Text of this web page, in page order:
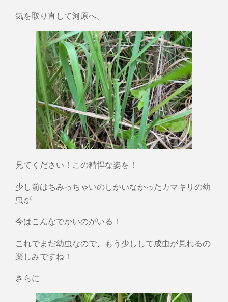
気を取り直して河原へ。
見てください！この精悍な姿を！
少し前はちみっちゃいのしかいなかったカマキリの幼
虫が
今はこんなでかいのがいる！
これでまだ幼虫なので、もう少しして成虫が見れるの
楽しみですね！
さらに